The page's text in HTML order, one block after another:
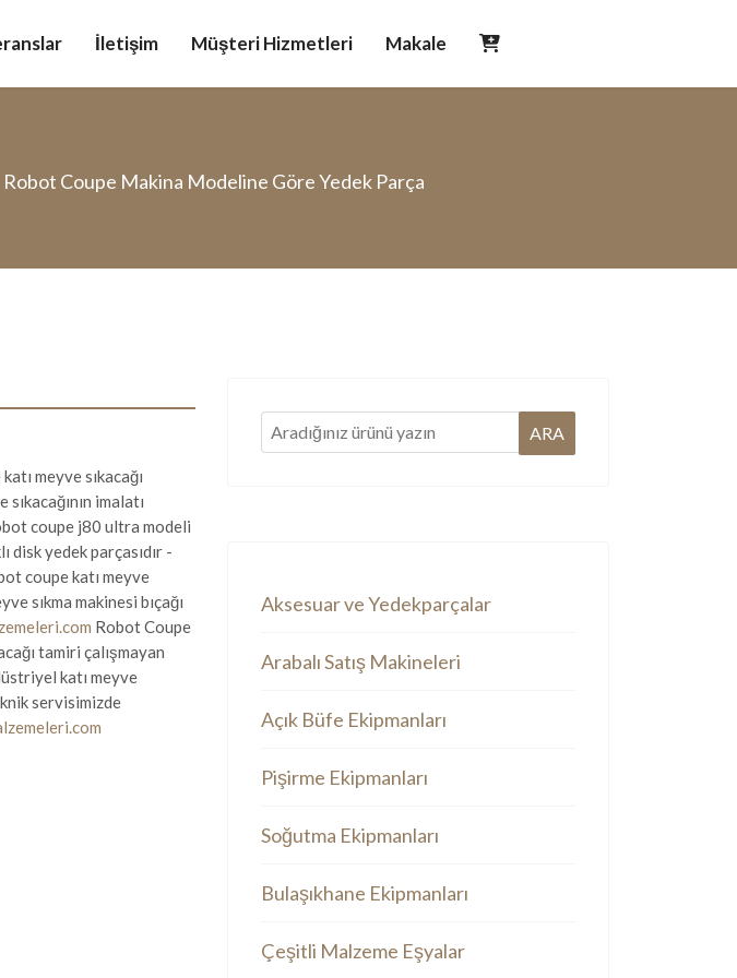
İletişim Müşteri Hizmetleri Makale
Robot Coupe Makina Modeline Göre Yedek Parça
meyve sıkacağı
imalatı
coupe j80 ultra modeli
disk yedek parçasıdır -
coupe katı meyve
sıkma makinesi bıçağı
Robot Coupe
tamiri çalışmayan
katı meyve
servisimizde
Aksesuar ve Yedekparçalar
Arabalı Satış Makineleri
Açık Büfe Ekipmanları
Pişirme Ekipmanları
Soğutma Ekipmanları
Bulaşıkhane Ekipmanları
Çeşitli Malzeme Eşyalar